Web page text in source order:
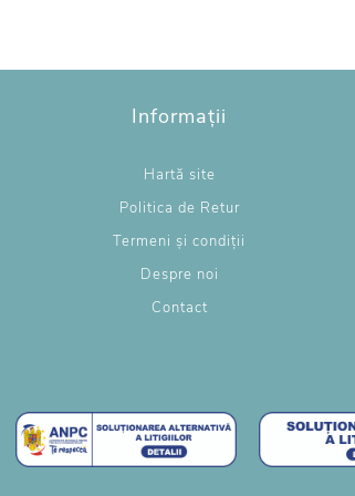
Informații
Hartă site
Politica de Retur
Termeni și condiții
Despre noi
Contact